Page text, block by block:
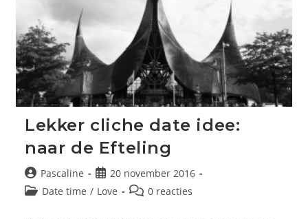
Vuile
Sokken!
Lekker cliche date idee:
naar de Efteling
Bericht
auteur:
Pascaline
Bericht
gepubliceerd
20 november 2016
Berichtcategorie:
Date time / Love
Bericht0 reacties